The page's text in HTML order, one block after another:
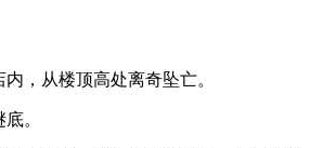
，从楼顶高处离奇坠亡。
。